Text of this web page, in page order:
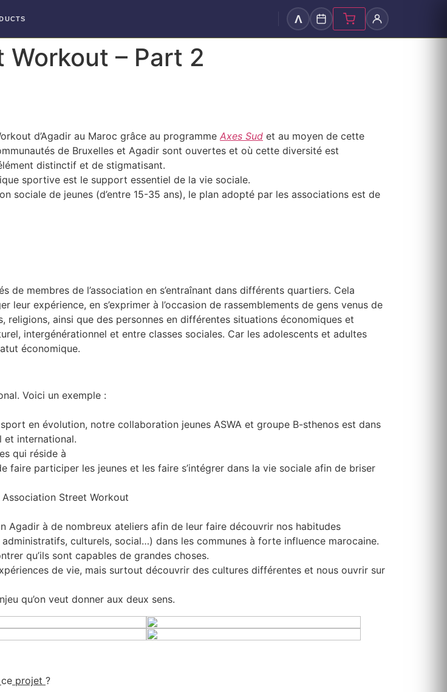
Λ
– Part 2
d’Agadir au Maroc grâce au programme Axes Sud et au moyen de cette
de Bruxelles et Agadir sont ouvertes et où cette diversité est
distinctif et de stigmatisant.
sportive est le support essentiel de la vie sociale.
sociale de jeunes (d’entre 15-35 ans), le plan adopté par les associations est de
membres de l’association en s’entraînant dans différents quartiers. Cela
expérience, en s’exprimer à l’occasion de rassemblements de gens venus de
ainsi que des personnes en différentes situations économiques et
intergénérationnel et entre classes sociales. Car les adolescents et adultes
économique.
Voici un exemple :
en évolution, notre collaboration jeunes ASWA et groupe B-sthenos est dans
et international.
qui réside à
faire participer les jeunes et les faire s’intégrer dans la vie sociale afin de briser
Street Workout
Agadir à de nombreux ateliers afin de leur faire découvrir nos habitudes
culturels, social…) dans les communes à forte influence marocaine.
qu’ils sont capables de grandes choses.
de vie, mais surtout découvrir des cultures différentes et nous ouvrir sur
qu’on veut donner aux deux sens.
ce projet ?